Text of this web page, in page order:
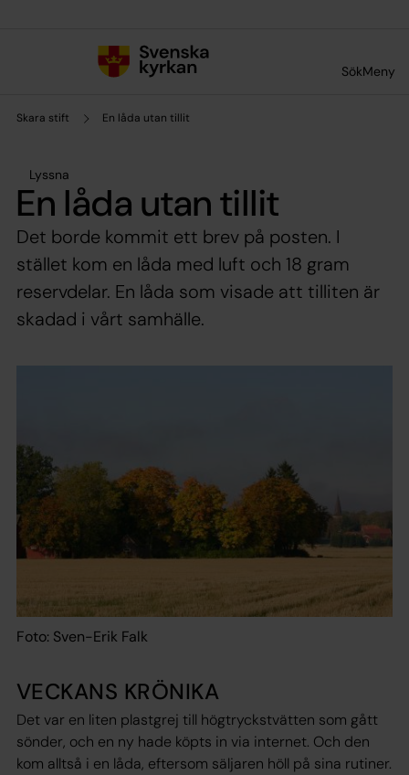
SökMeny
Skara stift En låda utan tillit
Lyssna
En låda utan tillit
Det borde kommit ett brev på posten. I
stället kom en låda med luft och 18 gram
reservdelar. En låda som visade att tilliten är
skadad i vårt samhälle.
Foto: Sven-Erik Falk
VECKANS KRÖNIKA
Det var en liten plastgrej till högtryckstvätten som gått
sönder, och en ny hade köpts in via internet. Och den
kom alltså i en låda, eftersom säljaren höll på sina rutiner.